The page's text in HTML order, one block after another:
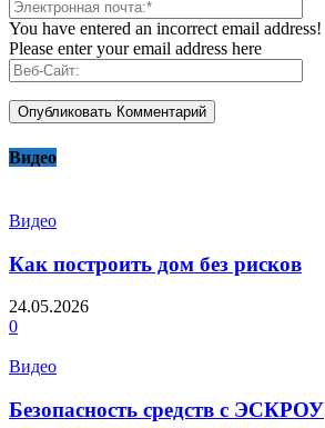
You have entered an incorrect email address!
Please enter your email address here
Видео
Видео
Как построить дом без рисков
24.05.2026
0
Видео
Безопасность средств с ЭСКРОУ